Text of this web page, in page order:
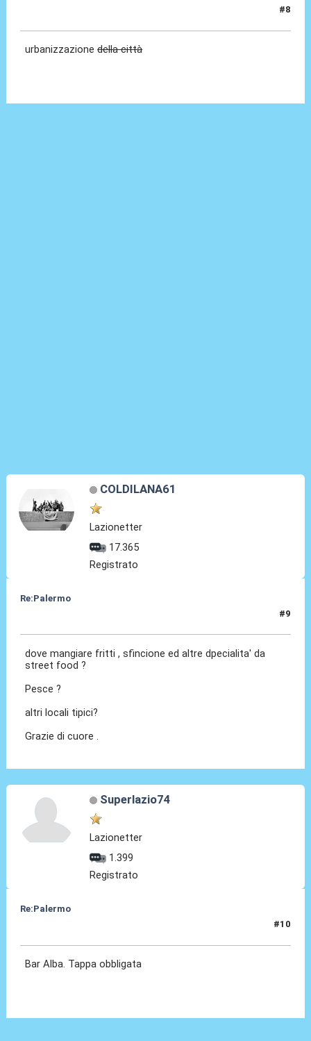
#8
urbanizzazionedella città
COLDILANA61
Lazionetter
17.365
Registrato
Re:Palermo
#9
dove mangiare fritti , sfincione ed altre dpecialita' da
street food ?
Pesce ?
altri locali tipici?
Grazie di cuore .
Superlazio74
Lazionetter
1.399
Registrato
Re:Palermo
#10
Bar Alba. Tappa obbligata